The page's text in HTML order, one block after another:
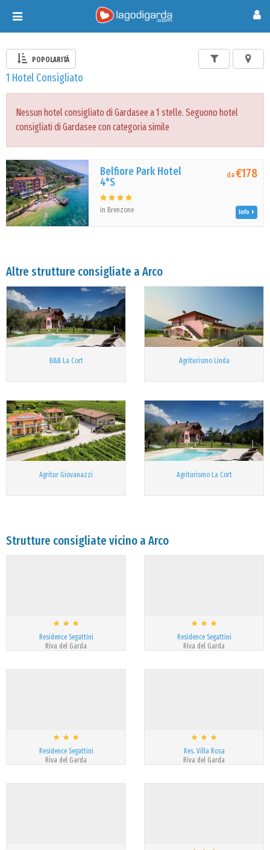
Toggle
navigation
POPOLARITÀ
1 Hotel Consigliato
Nessun hotel consigliato di Gardasee a 1 stelle. Seguono hotel
consigliati di Gardasee con categoria simile
Belfiore Park Hotel
4*S
in Brenzone
da€178
Info
Altre strutture consigliate a Arco
B&B La Cort Agriturismo Linda
Agritur Giovanazzi Agriturismo La Cort
Strutture consigliate vicino a Arco
Residence Segattini
Riva del Garda
Residence Segattini
Riva del Garda
Residence Segattini
Riva del Garda
Res. Villa Rosa
Riva del Garda